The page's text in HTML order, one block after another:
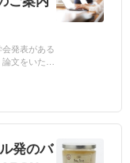
発表がある
文をいただ
発のバ